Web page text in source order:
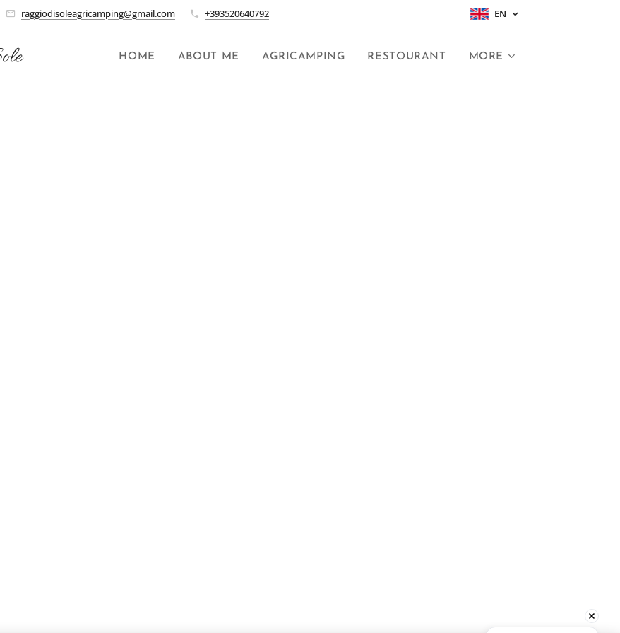
raggiodisoleagricamping@gmail.com +393520640792 EN
HOME ABOUT ME AGRICAMPING RESTOURANT MORE